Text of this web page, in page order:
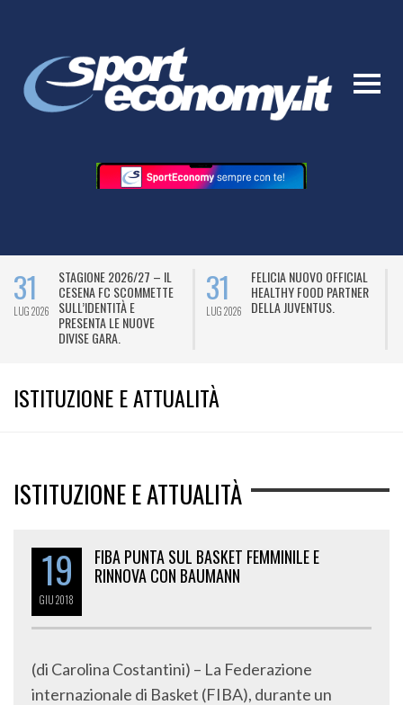
31
LUG 2026
STAGIONE 2026/27 – IL
CESENA FC SCOMMETTE
SULL’IDENTITÀ E
PRESENTA LE NUOVE
DIVISE GARA.
31
LUG 2026
FELICIA NUOVO OFFICIAL
HEALTHY FOOD PARTNER
DELLA JUVENTUS.
ISTITUZIONE E ATTUALITÀ
ISTITUZIONE E ATTUALITÀ
19
GIU2018
FIBA PUNTA SUL BASKET FEMMINILE E
RINNOVA CON BAUMANN
(di Carolina Costantini) – La Federazione
internazionale di Basket (FIBA), durante un